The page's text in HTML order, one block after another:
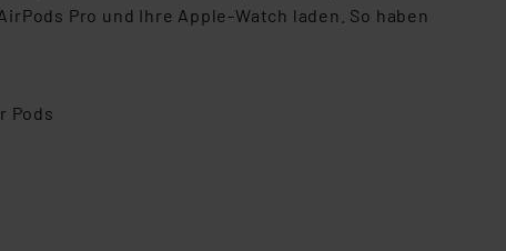
Pro und Ihre Apple-Watch laden. So haben
Pods